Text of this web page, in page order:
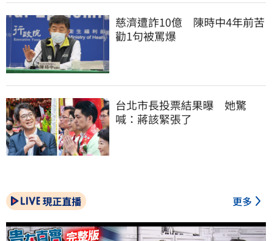
慈濟遭詐10億　陳時中4年前苦
勸1句被罵爆
台北市長投票結果曝　她驚
喊：蔣該緊張了
現正直播 更多